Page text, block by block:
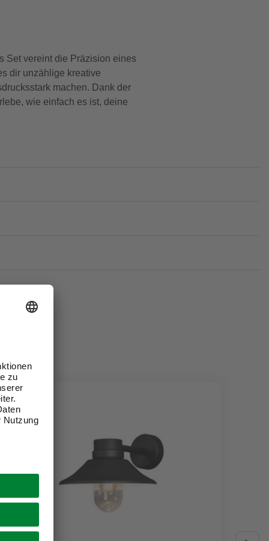
Set vereint die Präzision eines
dir unzählige kreative
machen. Dank der
wie einfach es ist, deine